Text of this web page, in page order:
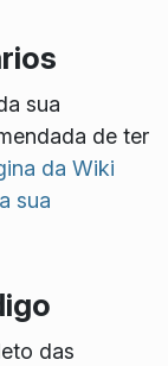
sua
de ter
da Wiki
sua
das